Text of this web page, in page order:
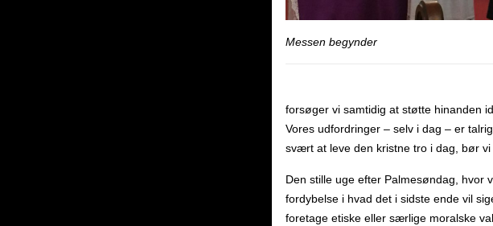
Messen begynder
forsøger vi samtidig at støtte hinanden
Vores udfordringer – selv i dag – er
svært at leve den kristne tro i dag, bør
Den stille uge efter Palmesøndag, hvor
fordybelse i hvad det i sidste ende vil
foretage etiske eller særlige moralske